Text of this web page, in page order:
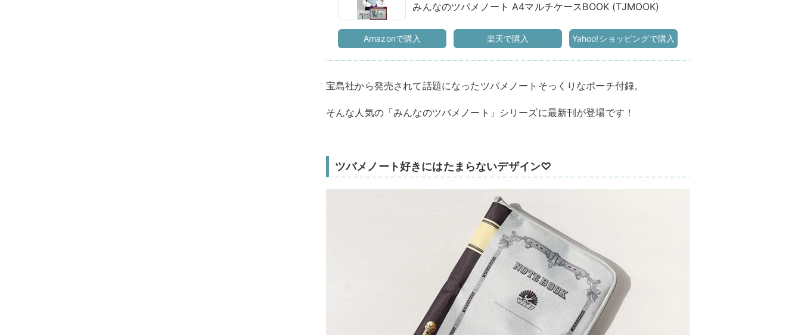
みんなのツバメノート A4マルチケースBOOK (TJMOOK)
Amazonで購入 楽天で購入 Yahoo!ショッピングで購入
宝島社から発売されて話題になったツバメノートそっくりなポーチ付録。
そんな人気の「みんなのツバメノート」シリーズに最新刊が登場です！
ツバメノート好きにはたまらないデザイン♡